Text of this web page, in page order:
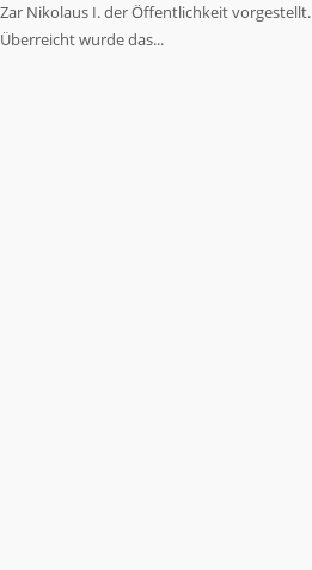
Zar Nikolaus I. der Öffentlichkeit vorgestellt.
Überreicht wurde das...